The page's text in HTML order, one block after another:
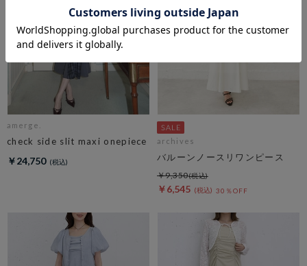
amerge.
check side slit maxi onepiece
￥24,750
archives
バルーンノースリワンピース
￥6,545 30％OFF
￥9,350